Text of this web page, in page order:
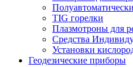
TIG горелки
Плазмотроны для
Средства
Установки
Геодезические приборы